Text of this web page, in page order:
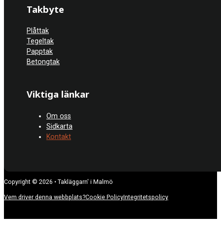
Takbyte
Plåttak
Tegeltak
Papptak
Betongtak
Viktiga länkar
Om oss
Sidkarta
Kontakt
Copyright © 2026 • Takläggarn' i Malmö
Vem driver denna webbplats?Cookie PolicyIntegritetspolicy